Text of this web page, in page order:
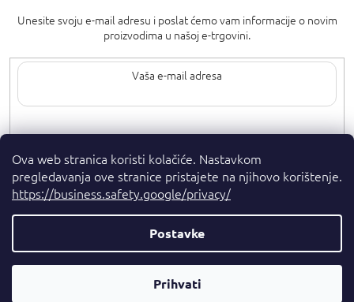
Ova web stranica koristi kolačiće. Nastavkom
pregledavanja ove stranice pristajete na njihovo korištenje.
https://business.safety.google/privacy/
Postavke
Prihvati
Unesite svoju e-mail adresu i poslat ćemo vam informacije o novim
proizvodima u našoj e-trgovini.
Upisom svoje e-pošte pristajete nauvjete privatnosti.
Kreirao Shoptet Premium
Autorska prava 2026Parfumshop.hr. Sva prava pridržana.